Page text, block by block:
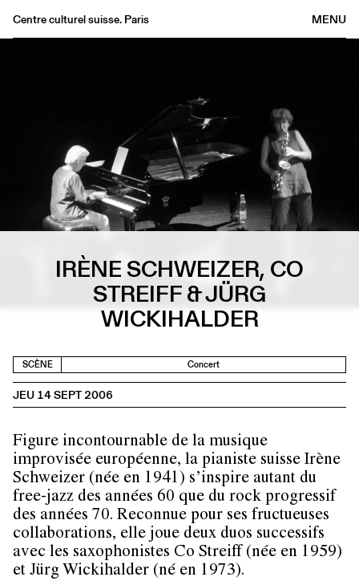
MENU
Centre culturel suisse. Paris
Médiathèque
Éditions
Informations
FR/EN
IRÈNE SCHWEIZER, CO
STREIFF & JÜRG
WICKIHALDER
SCÈNE Concert
JEU 14 SEPT 2006
Figure incontournable de la musique
improvisée européenne, la pianiste suisse Irène
Schweizer (née en 1941) s’inspire autant du
free-jazz des années 60 que du rock progressif
des années 70. Reconnue pour ses fructueuses
collaborations, elle joue deux duos successifs
avec les saxophonistes Co Streiff (née en 1959)
et Jürg Wickihalder (né en 1973).